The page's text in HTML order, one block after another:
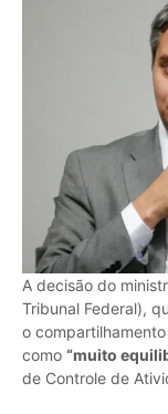
A decisão do
Tribunal Federal),
o
como “muito
de Controle de